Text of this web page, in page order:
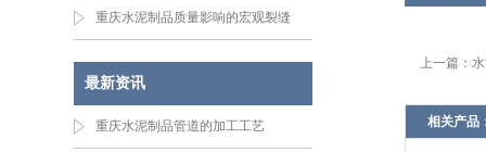
重庆水泥制品质量影响的宏观裂缝
最新资讯
重庆水泥制品管道的加工工艺
上一篇：
相关产品